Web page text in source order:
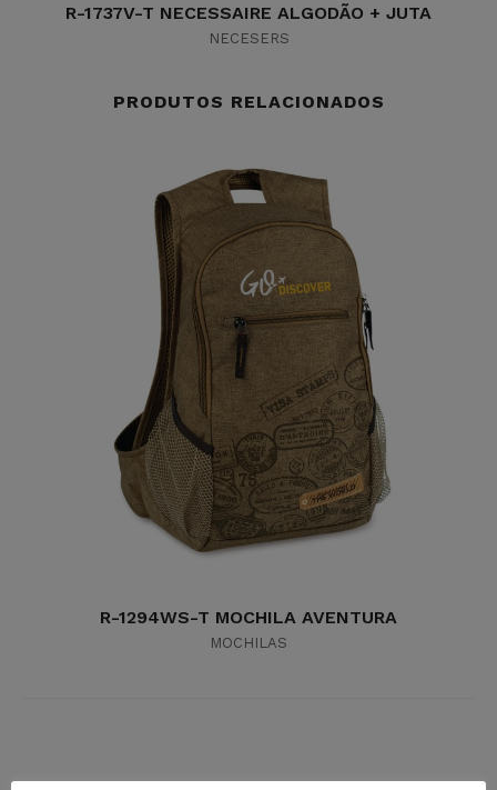
R-1737V-T NECESSAIRE ALGODÃO + JUTA
NECESERS
PRODUTOS RELACIONADOS
R-1294WS-T MOCHILA AVENTURA
MOCHILAS